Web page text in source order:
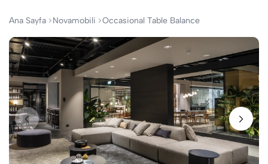
Ana Sayfa Novamobili Occasional Table Balance